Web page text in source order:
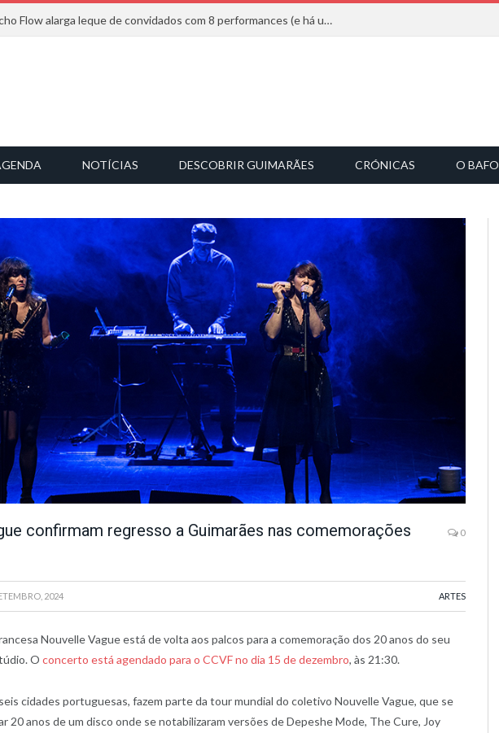
Mucho Flow alarga leque de convidados com 8 performances (e há uma saída)
NOTÍCIAS DESCOBRIR GUIMARÃES CRÓNICAS O BAFO
confirmam regresso a Guimarães nas comemorações
0
2024 ARTES
Nouvelle Vague está de volta aos palcos para a comemoração dos 20 anos do seu
O concerto está agendado para o CCVF no dia 15 de dezembro, às 21:30.
cidades portuguesas, fazem parte da tour mundial do coletivo Nouvelle Vague, que se
20 anos de um disco onde se notabilizaram versões de Depeshe Mode, The Cure, Joy